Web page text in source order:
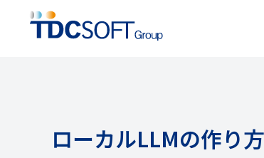
ローカルLLMの作り